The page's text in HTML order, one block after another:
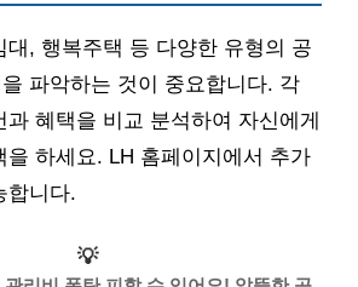
대, 행복주택 등 다양한 유형의 공
파악하는 것이 중요합니다. 각
과 혜택을 비교 분석하여 자신에게
을 하세요. LH 홈페이지에서 추가
합니다.
💡